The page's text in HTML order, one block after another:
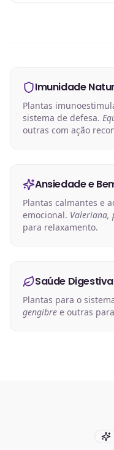
Imunidade
Plantas
sistema de defesa.
outras com ação
Ansiedade e
Plantas calmantes e
emocional. Valeriana,
para relaxamento.
Saúde Digestiva
Plantas para o
gengibre e outras